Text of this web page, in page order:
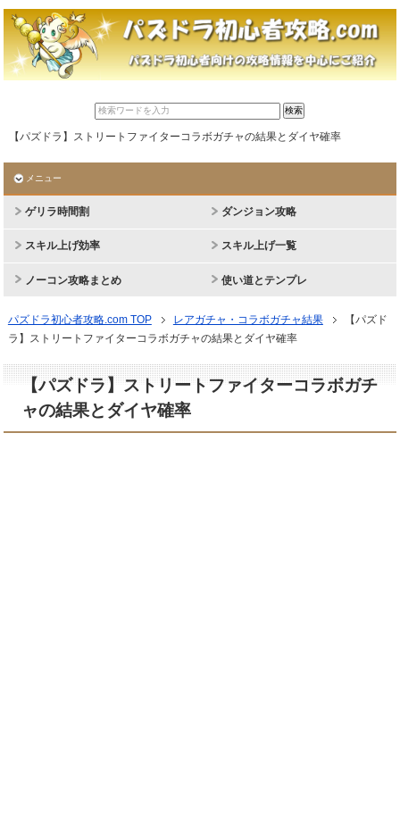
【パズドラ】ストリートファイターコラボガチャの結果とダイヤ確率
メニュー
ゲリラ時間割 ダンジョン攻略
スキル上げ効率 スキル上げ一覧
ノーコン攻略まとめ 使い道とテンプレ
パズドラ初心者攻略.com TOP レアガチャ・コラボガチャ結果
【パズド
ラ】ストリートファイターコラボガチャの結果とダイヤ確率
【パズドラ】ストリートファイターコラボガチ
ャの結果とダイヤ確率